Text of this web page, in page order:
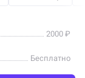
2000 ₽
Бесплатно